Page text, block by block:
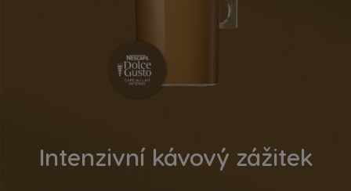
Intenzivní kávový zážitek